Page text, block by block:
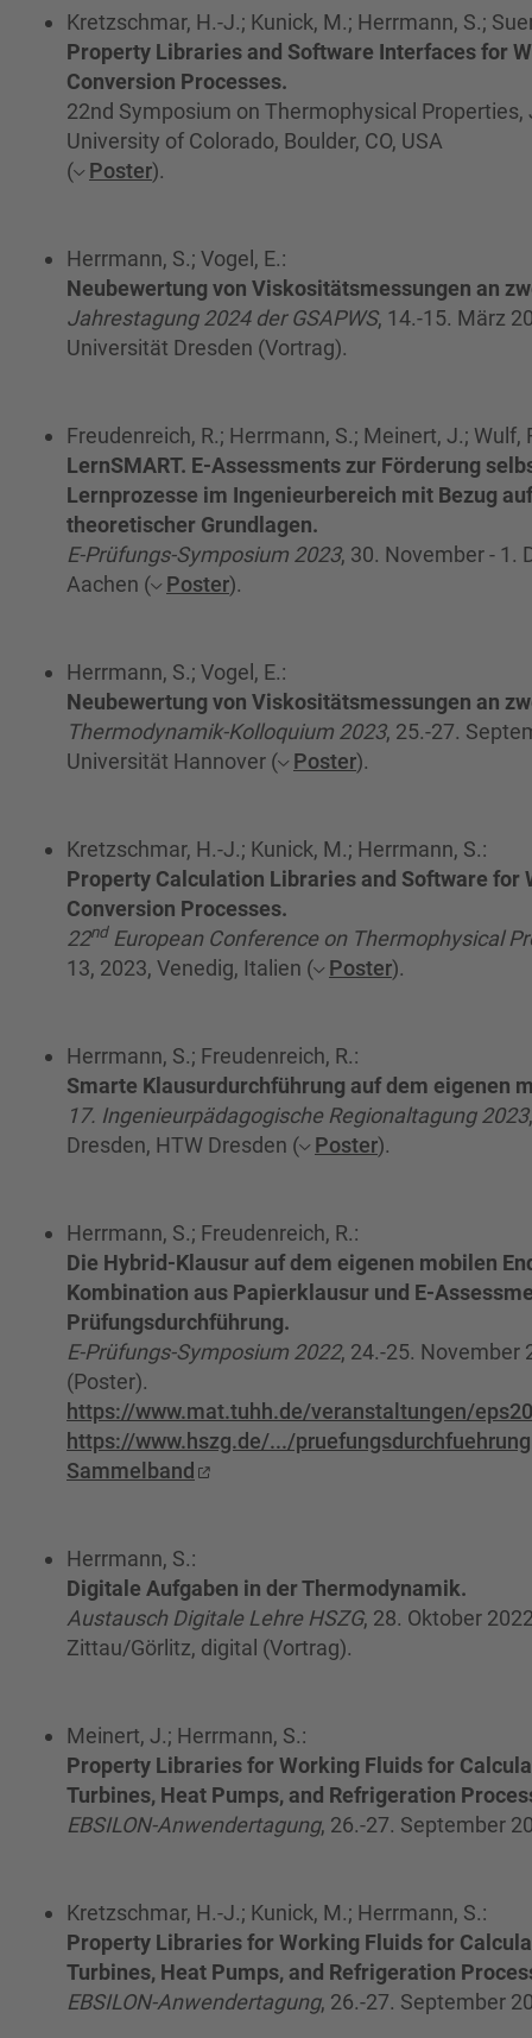
Kretzschmar, H.-J.; Kunick, M.; Herrmann, S.;
Property Libraries and Software Interfaces for
Conversion Processes.
22nd Symposium on Thermophysical Properties,
University of Colorado, Boulder, CO, USA
(
Poster).
Herrmann, S.; Vogel, E.:
Neubewertung von Viskositätsmessungen an
Jahrestagung 2024 der GSAPWS, 14.-15. März
Universität Dresden (Vortrag).
Freudenreich, R.; Herrmann, S.; Meinert, J.; Wulf,
LernSMART. E-Assessments zur Förderung
Lernprozesse im Ingenieurbereich mit Bezug
theoretischer Grundlagen.
E-Prüfungs-Symposium 2023, 30. November - 1.
Aachen (
Poster).
Herrmann, S.; Vogel, E.:
Neubewertung von Viskositätsmessungen an
Thermodynamik-Kolloquium 2023, 25.-27.
Universität Hannover (
Poster).
Kretzschmar, H.-J.; Kunick, M.; Herrmann, S.:
Property Calculation Libraries and Software for
Conversion Processes.
22nd European Conference on Thermophysical
13, 2023, Venedig, Italien (
Poster).
Herrmann, S.; Freudenreich, R.:
Smarte Klausurdurchführung auf dem eigenen
17. Ingenieurpädagogische Regionaltagung 2023
Dresden, HTW Dresden (
Poster).
Herrmann, S.; Freudenreich, R.:
Die Hybrid-Klausur auf dem eigenen mobilen
Kombination aus Papierklausur und E-
Prüfungsdurchführung.
E-Prüfungs-Symposium 2022, 24.-25. November
(Poster).
https://www.mat.tuhh.de/veranstaltungen/
https://www.hszg.de/.../pruefungsdurchfuehrung
Sammelband
Herrmann, S.:
Digitale Aufgaben in der Thermodynamik.
Austausch Digitale Lehre HSZG, 28. Oktober
Zittau/Görlitz, digital (Vortrag).
Meinert, J.; Herrmann, S.:
Property Libraries for Working Fluids for
Turbines, Heat Pumps, and Refrigeration
EBSILON-Anwendertagung, 26.-27. September
Kretzschmar, H.-J.; Kunick, M.; Herrmann, S.:
Property Libraries for Working Fluids for
Turbines, Heat Pumps, and Refrigeration
EBSILON-Anwendertagung, 26.-27. September